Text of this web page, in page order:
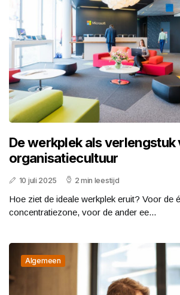
De werkplek als verlengstuk
organisatiecultuur
10 juli 2025 2 min leestijd
Hoe ziet de ideale werkplek eruit? Voor de
concentratiezone, voor de ander ee...
Algemeen